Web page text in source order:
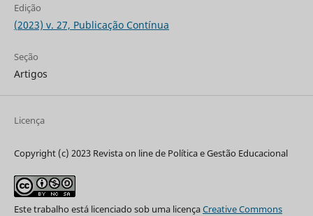
Edição
(2023) v. 27, Publicação Contínua
Seção
Artigos
Licença
Copyright (c) 2023 Revista on line de Política e Gestão Educacional
Este trabalho está licenciado sob uma licençaCreative Commons